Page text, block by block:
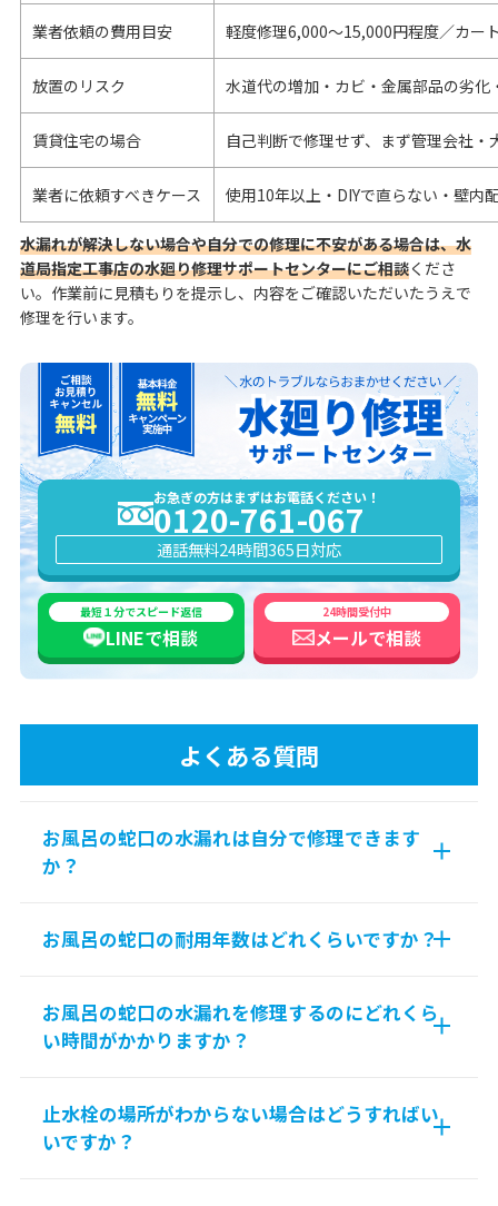
業者依頼の費用目安 軽度修理6,000〜15,000円程度／カー
放置のリスク 水道代の増加・カビ・金属部品の劣
賃貸住宅の場合 自己判断で修理せず、まず管理会社・
業者に依頼すべきケース 使用10年以上・DIYで直らない・壁内
水漏れが解決しない場合や自分での修理に不安がある場合は、水
道局指定工事店の水廻り修理サポートセンターにご相談くださ
い。作業前に見積もりを提示し、内容をご確認いただいたうえで
修理を行います。
お急ぎの方はまずはお電話ください！
0120-761-067
通話無料24時間365日対応
最短１分でスピード返信
LINEで相談
24時間受付中
メールで相談
よくある質問
お風呂の蛇口の水漏れは自分で修理できます
か？
お風呂の蛇口の耐用年数はどれくらいですか？
お風呂の蛇口の水漏れを修理するのにどれくら
い時間がかかりますか？
止水栓の場所がわからない場合はどうすればい
いですか？